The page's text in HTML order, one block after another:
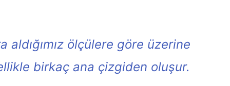
ölçülere göre üzerine
birkaç ana çizgiden oluşur.